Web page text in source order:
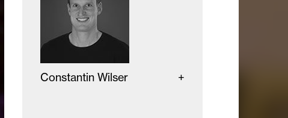
Constantin Wilser